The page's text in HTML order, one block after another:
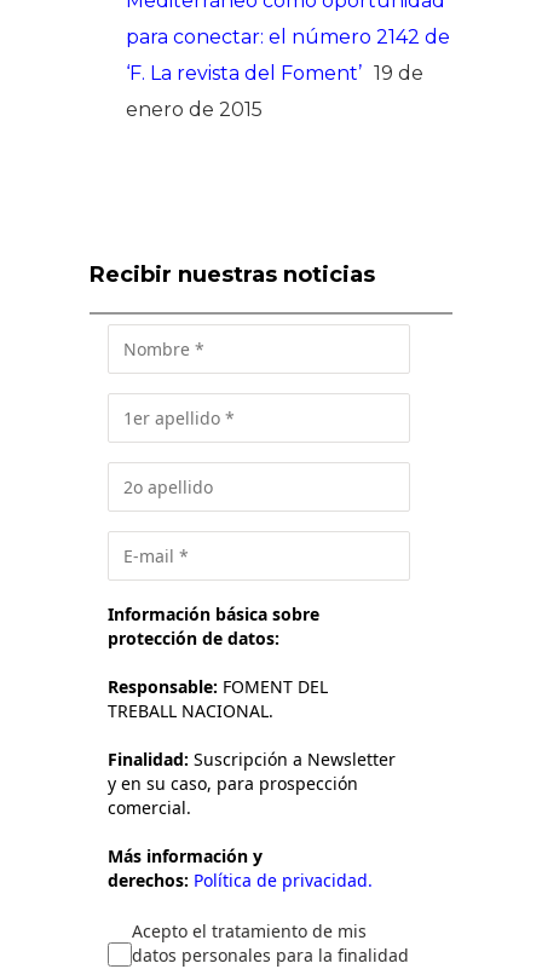
para conectar: el número 2142 de
‘F. La revista del Foment’ 19 de
enero de 2015
Recibir nuestras noticias
Información básica sobre
protección de datos:
Responsable: FOMENT DEL
TREBALL NACIONAL.
Finalidad: Suscripción a Newsletter
y en su caso, para prospección
comercial.
Más información y
derechos: Política de privacidad.
Acepto el tratamiento de mis
datos personales para la finalidad